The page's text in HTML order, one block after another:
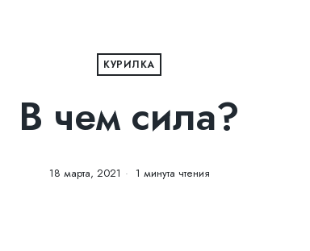
КУРИЛКА
В чем сила?
18 марта, 2021 1 минута чтения